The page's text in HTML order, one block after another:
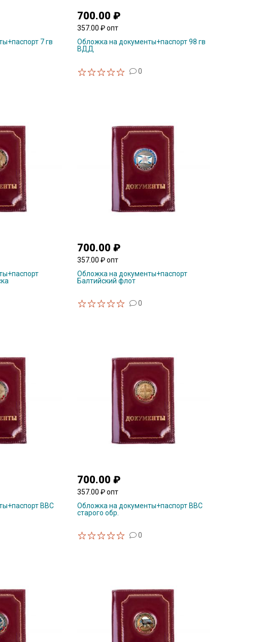
7 гв
700.00 ₽
357.00 ₽ опт
Обложка на документы+паспорт 98 гв
ВДД
0
700.00 ₽
357.00 ₽ опт
Обложка на документы+паспорт
Балтийский флот
0
ВВС
700.00 ₽
357.00 ₽ опт
Обложка на документы+паспорт ВВС
старого обр.
0